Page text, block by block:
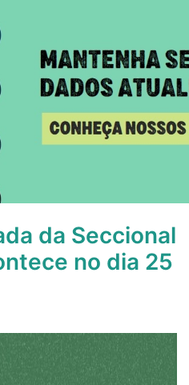
da Seccional
no dia 25